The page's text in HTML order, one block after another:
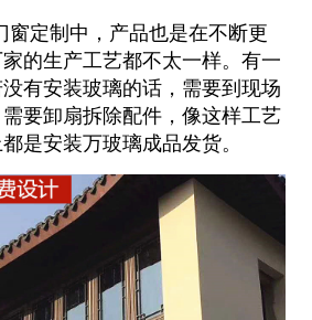
窗定制中，产品也是在不断更
的生产工艺都不太一样。有一
有安装玻璃的话，需要到现场
要卸扇拆除配件，像这样工艺
是安装万玻璃成品发货。